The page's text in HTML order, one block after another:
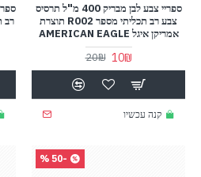
ספריי צבע לבן מבריק 400 מ"ל תרסיס
צבע רב תכליתי מספר R002 תוצרת
אמריקן איגל AMERICAN EAGLE
10₪
20₪
קנה עכשיו
-50 %